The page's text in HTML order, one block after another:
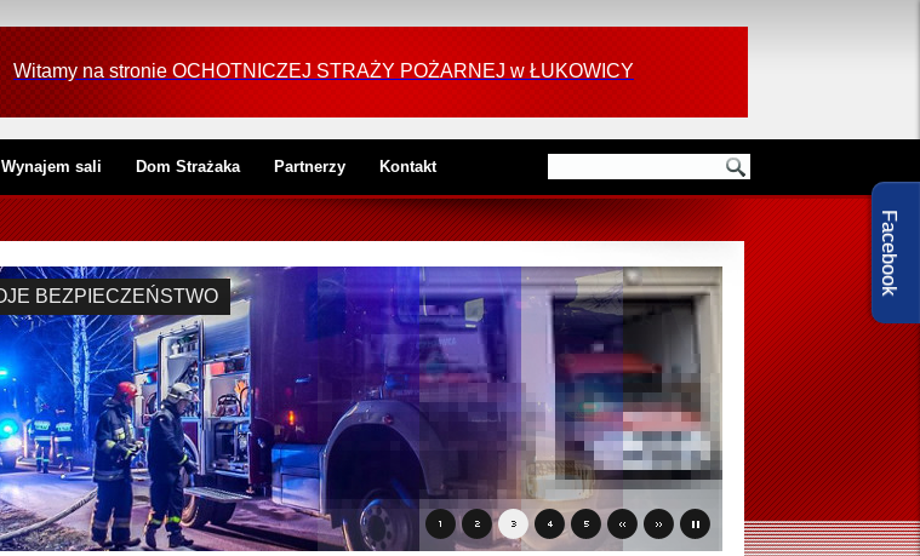
Witamy na stronie OCHOTNICZEJ STRAŻY POŻARNEJ w ŁUKOWICY
Wynajem sali Dom Strażaka Partnerzy Kontakt
Facebook